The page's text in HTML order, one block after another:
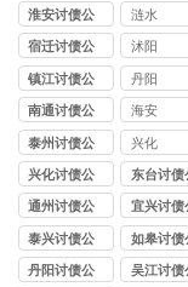
司
淮安讨债公
司
涟水
宿迁讨债公
司
沭阳
镇江讨债公
司
丹阳
南通讨债公
司
海安
泰州讨债公
司
兴化
兴化讨债公
司
东台讨债
司
通州讨债公
司
宜兴讨债
司
泰兴讨债公
司
如皋讨债
司
丹阳讨债公
吴江讨债